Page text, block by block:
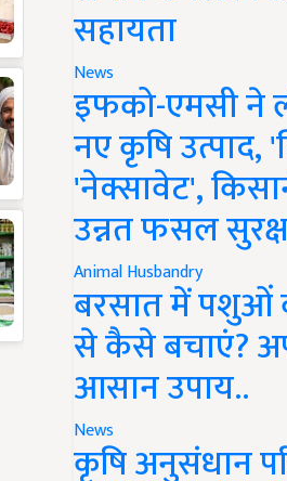
सहायता
News
इफको-एमसी ने
नए कृषि उत्पाद,
'नेक्सावेट',
उन्नत फसल
Animal Husbandry
बरसात में पशुओं
से कैसे बचाएं?
आसान उपाय..
News
कृषि अनुसंधान